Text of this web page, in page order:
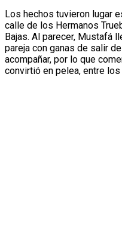
Los hechos tuvieron lugar
calle de los Hermanos
Bajas. Al parecer, Mustafá
pareja con ganas de salir
acompañar, por lo que
convirtió en pelea, entre